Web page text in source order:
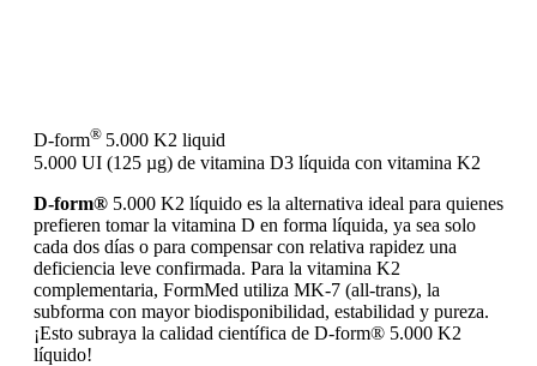
D-form® 5.000 K2 liquid
5.000 UI (125 µg) de vitamina D3 líquida con vitamina K2
D-form® 5.000 K2 líquido es la alternativa ideal para quienes
prefieren tomar la vitamina D en forma líquida, ya sea solo
cada dos días o para compensar con relativa rapidez una
deficiencia leve confirmada. Para la vitamina K2
complementaria, FormMed utiliza MK-7 (all-trans), la
subforma con mayor biodisponibilidad, estabilidad y pureza.
¡Esto subraya la calidad científica de D-form® 5.000 K2
líquido!